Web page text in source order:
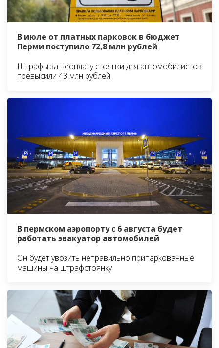
В июле от платных парковок в бюджет
Перми поступило 72,8 млн рублей
Штрафы за неоплату стоянки для автомобилистов
превысили 43 млн рублей
В пермском аэропорту с 6 августа будет
работать эвакуатор автомобилей
Он будет увозить неправильно припаркованные
машины на штрафстоянку